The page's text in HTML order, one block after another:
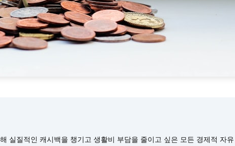
실질적인 캐시백을 챙기고 생활비 부담을 줄이고 싶은 모든 경제적 자